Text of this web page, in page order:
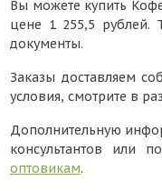
Вы можете купить
цене 1 255,5 рублей.
документы.
Заказы доставляем
условия, смотрите в
Дополнительную
консультантов или
оптовикам.